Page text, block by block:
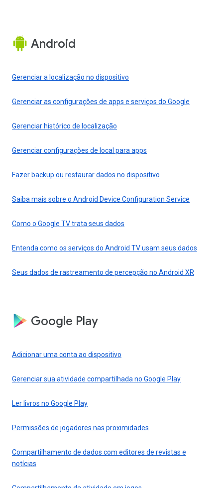
Android
Gerenciar a localização no dispositivo
Gerenciar as configurações de apps e serviços do Google
Gerenciar histórico de localização
Gerenciar configurações de local para apps
Fazer backup ou restaurar dados no dispositivo
Saiba mais sobre o Android Device Configuration Service
Como o Google TV trata seus dados
Entenda como os serviços do Android TV usam seus dados
Seus dados de rastreamento de percepção no Android XR
Google Play
Adicionar uma conta ao dispositivo
Gerenciar sua atividade compartilhada no Google Play
Ler livros no Google Play
Permissões de jogadores nas proximidades
Compartilhamento de dados com editores de revistas e
notícias